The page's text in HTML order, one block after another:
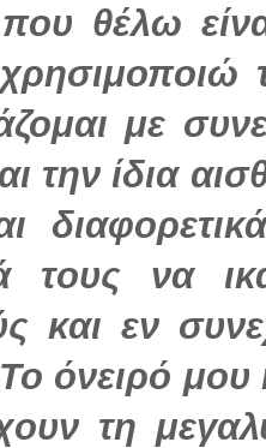
θέλω
με
την ίδια
τους να
και εν
όνειρό
τη